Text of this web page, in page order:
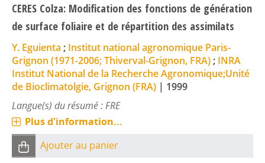
CERES Colza: Modification des fonctions de génération
de surface foliaire et de répartition des assimilats
Y. Eguienta ; Institut national agronomique Paris-
Grignon (1971-2006; Thiverval-Grignon, FRA); INRA
Institut National de la Recherche Agronomique;Unité
de Bioclimatolgie, Grignon (FRA) | 1999
Langue(s) du résumé : FRE
Plus d'information...
Ajouter au panier